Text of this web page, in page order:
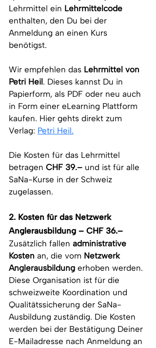
Lehrmittel ein Lehrmittelcode
enthalten, den Du bei der
Anmeldung an einen Kurs
benötigst.
Wir empfehlen das Lehrmittel von
Petri Heil . Dieses kannst Du in
Papierform, als PDF oder neu auch
in Form einer eLearning Plattform
kaufen. Hier gehts direkt zum
Verlag: Petri Heil.
Die Kosten für das Lehrmittel
betragen CHF 39.– und ist für alle
SaNa-Kurse in der Schweiz
zugelassen.
2. Kosten für das Netzwerk
Anglerausbildung – CHF 36.–
Zusätzlich fallen administrative
Kosten an, die vom Netzwerk
Anglerausbildung erhoben werden.
Diese Organisation ist für die
schweizweite Koordination und
Qualitätssicherung der SaNa-
Ausbildung zuständig. Die Kosten
werden bei der Bestätigung Deiner
E-Mailadresse nach Anmeldung an